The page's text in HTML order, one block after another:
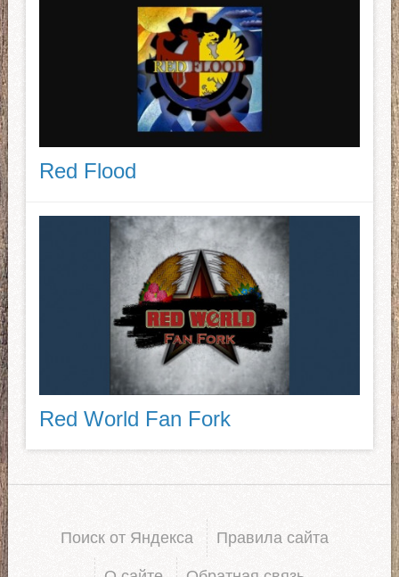
Red Flood
Red World Fan Fork
Поиск от Яндекса Правила сайта